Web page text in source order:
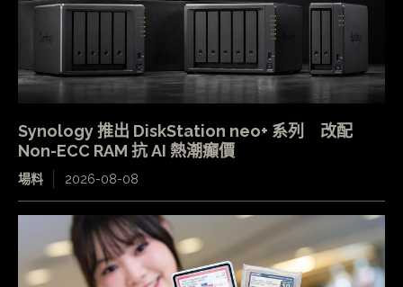
Synology 推出 DiskStation neo+ 系列 改配
Non-ECC RAM 抗 AI 熱潮癲價
場料 2026-08-08